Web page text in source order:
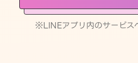
※LINEアプリ内のサービス